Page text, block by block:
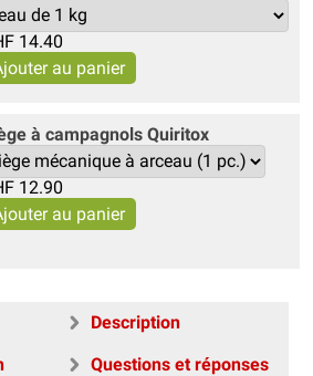
14.40
à campagnols Quiritox
12.90
Description
Questions et réponses